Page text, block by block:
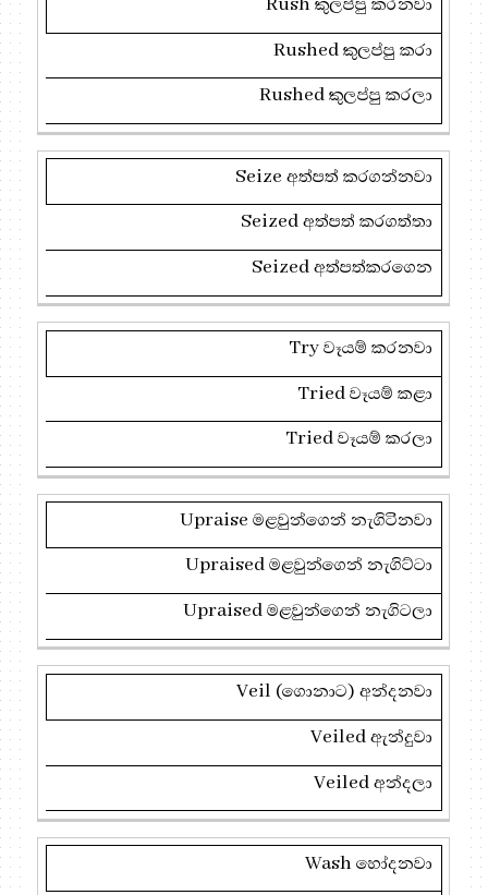
Rushedකුලප්පු කරා
Rushedකුලප්පු කරලා
Seizeඅත්පත් කරගන්නවා
Seizedඅත්පත් කරගත්තා
Seizedඅත්පත්කරගෙන
Tryවෑයම් කරනවා
Triedවෑයම් කළා
Triedවෑයම් කරලා
Upraiseමළවුන්ගෙන් නැගිටිනවා
Upraisedමළවුන්ගෙන් නැගිට්ටා
Upraisedමළවුන්ගෙන් නැගිටලා
Veil (ගොනාට) අන්දනවා
Veiledඇන්දුවා
Veiledඅන්දලා
Washහෝදනවා